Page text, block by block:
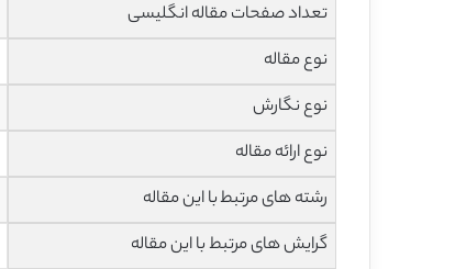
تعداد صفحات مقاله انگلیسی
نوع مقاله
نوع نگارش
نوع ارائه مقاله
رشته های مرتبط با این مقاله
گرایش های مرتبط با این مقاله